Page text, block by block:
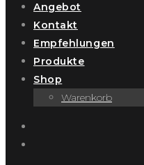
Angebot
Kontakt
Empfehlungen
Produkte
Shop
Warenkorb